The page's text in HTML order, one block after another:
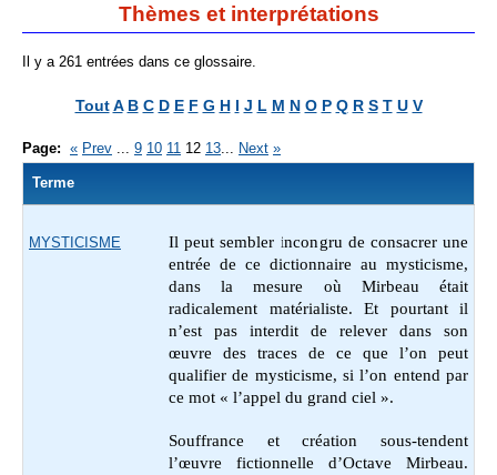
Thèmes et interprétations
Il y a 261 entrées dans ce glossaire.
Tout A B C D E F G H I J L M N O P Q R S T U V
Page: « Prev ... 9 10 11 12 13... Next »
Terme
MYSTICISME Il peut sembler incongru de consacrer une
entrée de ce dictionnaire au mysticisme,
dans la mesure où Mirbeau était
radicalement matérialiste. Et pourtant il
n’est pas interdit de relever dans son
œuvre des traces de ce que l’on peut
qualifier de mysticisme, si l’on entend par
ce mot « l’appel du grand ciel ».
Souffrance et création sous-tendent
l’œuvre fictionnelle d’Octave Mirbeau.